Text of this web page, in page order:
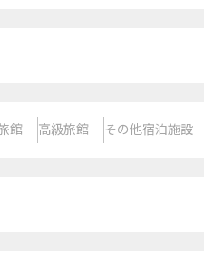
館 高級旅館 その他宿泊施設